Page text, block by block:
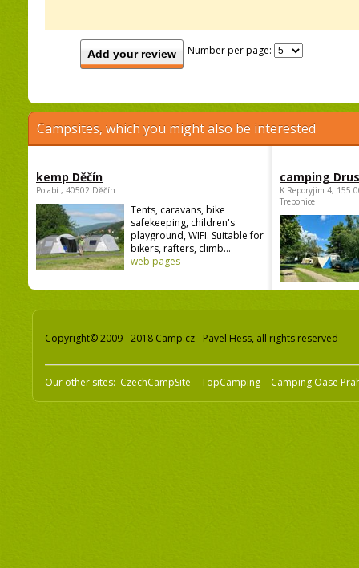
Add your review Number per page:
Campsites, which you might also be interested
kemp Děčín
Polabí , 40502 Děčín
Tents, caravans, bike
safekeeping, children's
playground, WIFI. Suitable for
bikers, rafters, climb...
web pages
camping
K Reporyjim 4, 155
Trebonice
Copyright© 2009 - 2018 Camp.cz - Pavel Hess, all rights reserved
Our other sites: CzechCampSite TopCamping Camping Oase